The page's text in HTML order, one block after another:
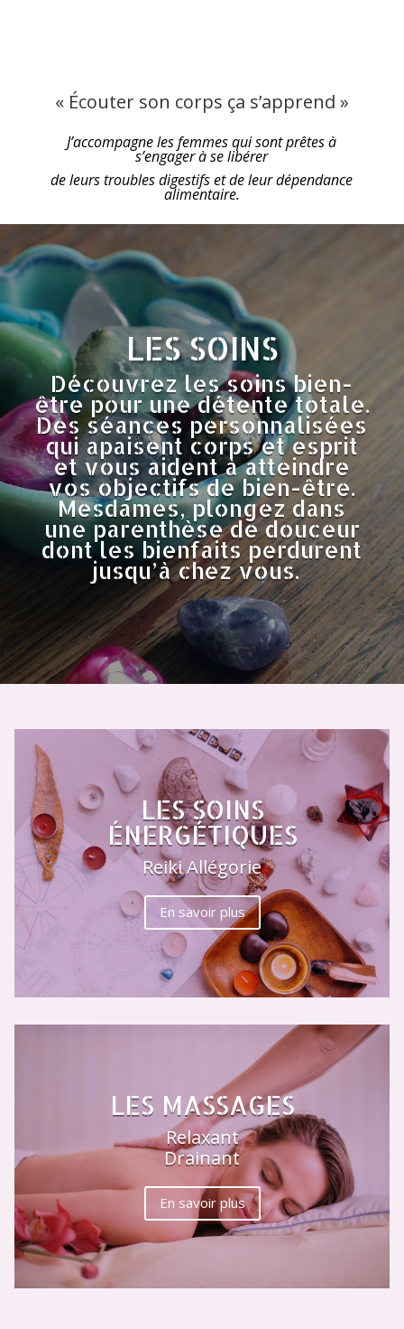
« Écouter son corps ça s’apprend »
J’accompagne les femmes qui sont prêtes à
s’engager à se libérer
de leurs troubles digestifs et de leur dépendance
alimentaire.
LES SOINS
Découvrez les soins bien-
être pour une détente totale.
Des séances personnalisées
qui apaisent corps et esprit
et vous aident à atteindre
vos objectifs de bien-être.
Mesdames, plongez dans
une parenthèse de douceur
dont les bienfaits perdurent
jusqu’à chez vous.
LES SOINS
ÉNERGÉTIQUES
Reiki Allégorie
En savoir plus
LES MASSAGES
Relaxant
Drainant
En savoir plus